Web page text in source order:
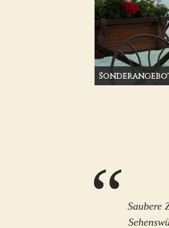
Saubere